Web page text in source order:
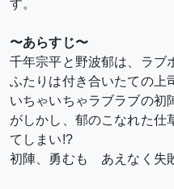
す。
〜あらすじ〜
千年宗平と野波郁は、ラブ
ふたりは付き合いたての上
いちゃいちゃラブラブの初
がしかし、郁のこなれた仕
てしまい!?
初陣、勇むも あえなく失